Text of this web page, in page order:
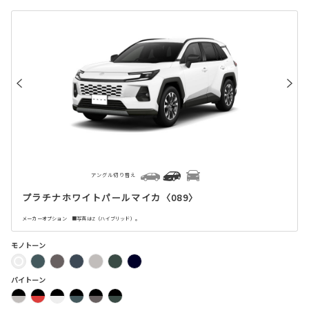
プラチナホワイトパールマイカ〈089〉
メーカーオプション ■写真はZ（ハイブリッド）。
アングル切り替え
モノトーン
バイトーン